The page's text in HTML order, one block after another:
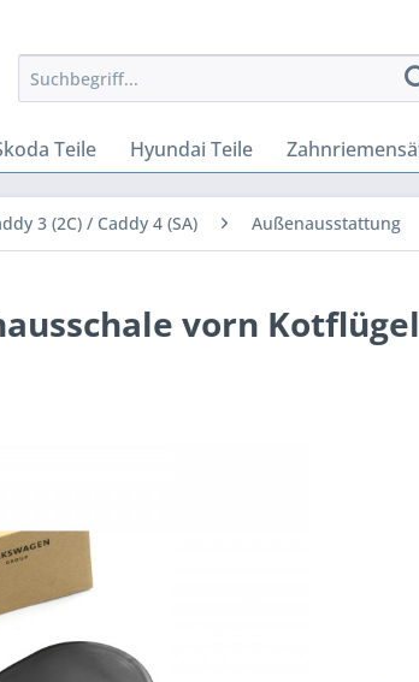
Teile Hyundai Teile
3 (2C) / Caddy 4 (SA) Außenausstattung
vorn